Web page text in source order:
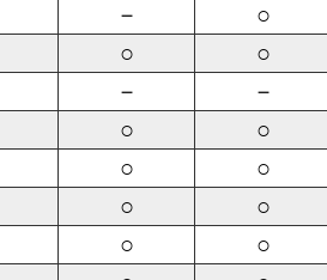
－ ○
○ ○
－ －
○ ○
○ ○
○ ○
○ ○